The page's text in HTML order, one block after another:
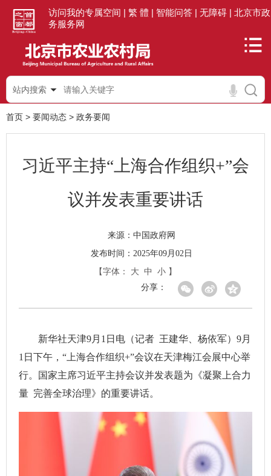
访问我的专属空间 | 繁 體 | 智能问答 | 无障碍 | 北京市政
务服务网
站内搜索
首页 > 要闻动态 > 政务要闻
习近平主持“上海合作组织+”会
议并发表重要讲话
来源： 中国政府网
发布时间：2025年09月02日
【字体：
大 中 小 】
分享：
新华社天津9月1日电（记者 王建华、杨依军）9月
1日下午，“上海合作组织+”会议在天津梅江会展中心举
行。国家主席习近平主持会议并发表题为《凝聚上合力
量 完善全球治理》的重要讲话。